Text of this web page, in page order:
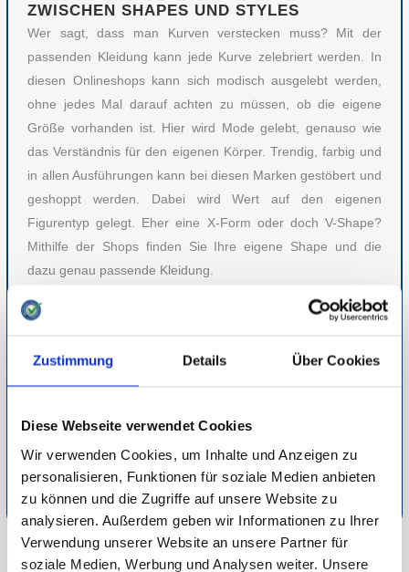
Zustimmung Details Über Cookies
Diese Webseite verwendet Cookies
Wir verwenden Cookies, um Inhalte und Anzeigen zu
personalisieren, Funktionen für soziale Medien anbieten
zu können und die Zugriffe auf unsere Website zu
analysieren. Außerdem geben wir Informationen zu Ihrer
Verwendung unserer Website an unsere Partner für
soziale Medien, Werbung und Analysen weiter. Unsere
ZWISCHEN SHAPES UND STYLES
Wer sagt, dass man Kurven verstecken muss? Mit der
passenden Kleidung kann jede Kurve zelebriert werden. In
diesen Onlineshops kann sich modisch ausgelebt werden,
ohne jedes Mal darauf achten zu müssen, ob die eigene
Größe vorhanden ist. Hier wird Mode gelebt, genauso wie
das Verständnis für den eigenen Körper. Trendig, farbig und
in allen Ausführungen kann bei diesen Marken gestöbert und
geshoppt werden. Dabei wird Wert auf den eigenen
Figurentyp gelegt. Eher eine X-Form oder doch V-Shape?
Mithilfe der Shops finden Sie Ihre eigene Shape und die
dazu genau passende Kleidung.
das richtige neue Stück für Ihren Kleiderschrank. Und wer
Plus Size gibt es in dem einen oder anderen Shop zu kaufen.
Dabei können Wunschlisten erstellt und im eigenen Konto
Detaillierte Informationen zur Durchführung unserer Studien
finden Sie unterMethodik.
ZU FASHION & LIFESTYLE